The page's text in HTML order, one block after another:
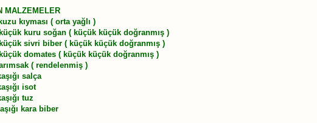
MALZEMELER
kıyması ( orta yağlı )
kuru soğan ( küçük küçük doğranmış )
sivri biber ( küçük küçük doğranmış )
domates ( küçük küçük doğranmış )
( rendelenmiş )
salça
isot
tuz
kara biber